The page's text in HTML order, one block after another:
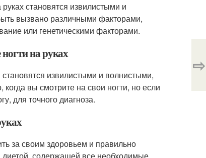
становятся извилистыми и
вызвано различными факторами,
или генетическими факторами.
на руках
извилистыми и волнистыми,
вы смотрите на свои ногти, но если
для точного диагноза.
за своим здоровьем и правильно
⇨